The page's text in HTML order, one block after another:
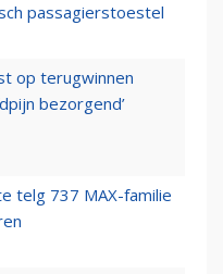
passagierstoestel
op terugwinnen
bezorgend’
telg 737 MAX-familie